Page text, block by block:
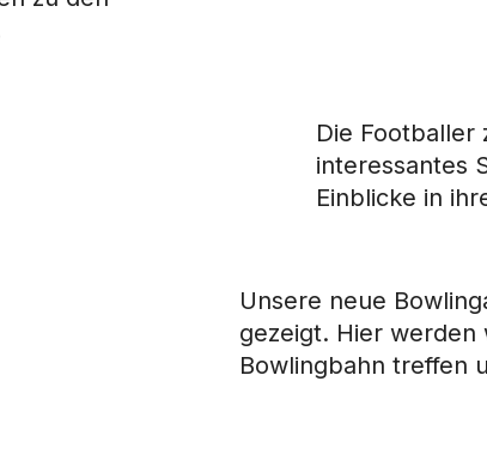
Die Footballer
interessantes
Einblicke in
Unsere neue
gezeigt. Hier
Bowlingbahn treffen